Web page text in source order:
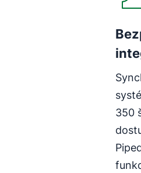
350